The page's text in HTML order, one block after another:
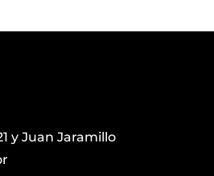
y Juan Jaramillo